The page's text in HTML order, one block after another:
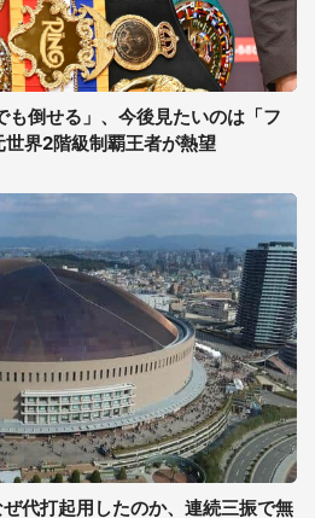
も倒せる」、今後見たいのは「フ
界2階級制覇王者が熱望
ぜ代打起用したのか、連続三振で無